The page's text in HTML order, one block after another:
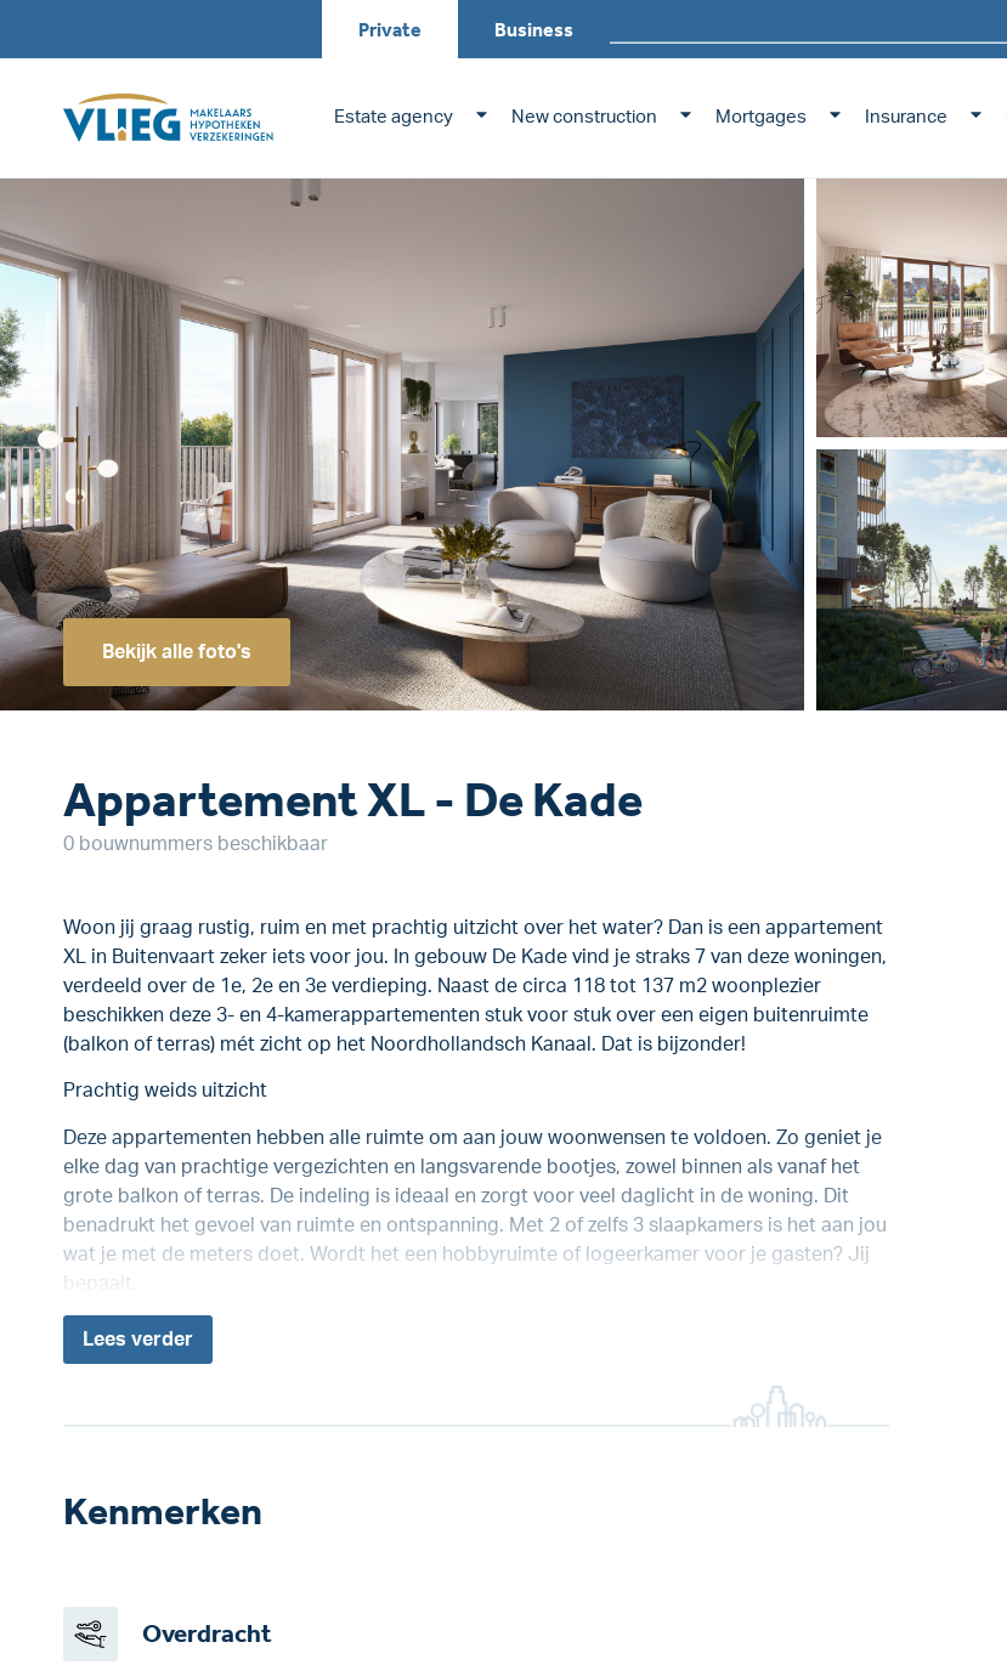
Private Business
Estate agency New construction Mortgages Insurance
Bekijk alle foto's
Appartement XL - De Kade
0 bouwnummers beschikbaar
Woon jij graag rustig, ruim en met prachtig uitzicht over het water? Dan is een appartement
XL in Buitenvaart zeker iets voor jou. In gebouw De Kade vind je straks 7 van deze woningen,
verdeeld over de 1e, 2e en 3e verdieping. Naast de circa 118 tot 137 m2 woonplezier
beschikken deze 3- en 4-kamerappartementen stuk voor stuk over een eigen buitenruimte
(balkon of terras) mét zicht op het Noordhollandsch Kanaal. Dat is bijzonder!
Prachtig weids uitzicht
Deze appartementen hebben alle ruimte om aan jouw woonwensen te voldoen. Zo geniet je
elke dag van prachtige vergezichten en langsvarende bootjes, zowel binnen als vanaf het
grote balkon of terras. De indeling is ideaal en zorgt voor veel daglicht in de woning. Dit
benadrukt het gevoel van ruimte en ontspanning. Met 2 of zelfs 3 slaapkamers is het aan jou
wat je met de meters doet. Wordt het een hobbyruimte of logeerkamer voor je gasten? Jij
bepaalt.
Lees verder
Kenmerken
Overdracht